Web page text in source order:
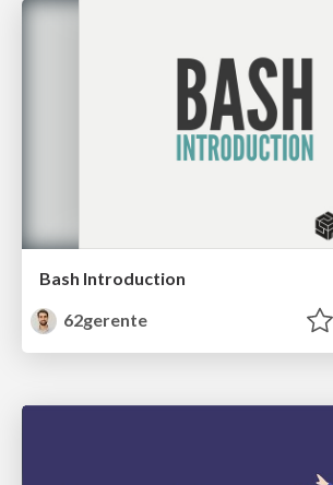
Bash Introduction
62gerente